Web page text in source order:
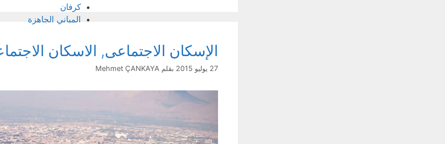
كرفان
المباني الجاهزة
الإسكان الاجتماعى, الاسكان
27 يوليو 2015 بقلم Mehmet ÇANKAYA